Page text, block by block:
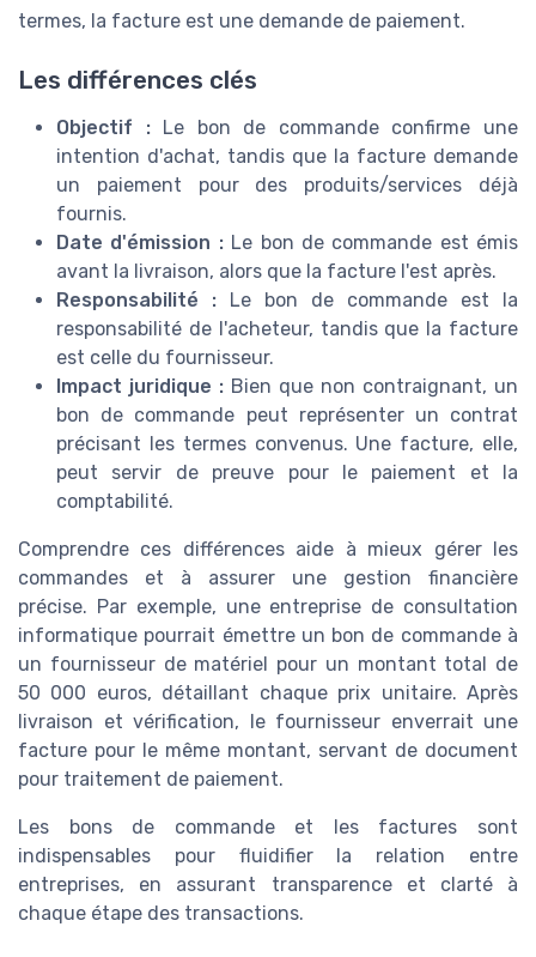
termes, la facture est une demande de paiement.
Les différences clés
Objectif :Le bon de commande confirme une
intention d'achat, tandis que la facture demande
un paiement pour des produits/services déjà
fournis.
Date d'émission :Le bon de commande est émis
avant la livraison, alors que la facture l'est après.
Responsabilité : Le bon de commande est la
responsabilité de l'acheteur, tandis que la facture
est celle du fournisseur.
Impact juridique : Bien que non contraignant, un
bon de commande peut représenter un contrat
précisant les termes convenus. Une facture, elle,
peut servir de preuve pour le paiement et la
comptabilité.
Comprendre ces différences aide à mieux gérer les
commandes et à assurer une gestion financière
précise. Par exemple, une entreprise de consultation
informatique pourrait émettre un bon de commande à
un fournisseur de matériel pour un montant total de
50 000 euros, détaillant chaque prix unitaire. Après
livraison et vérification, le fournisseur enverrait une
facture pour le même montant, servant de document
pour traitement de paiement.
Les bons de commande et les factures sont
indispensables pour fluidifier la relation entre
entreprises, en assurant transparence et clarté à
chaque étape des transactions.